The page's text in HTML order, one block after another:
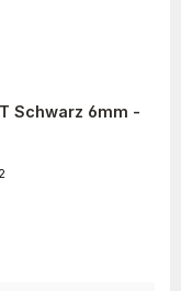
Schwarz 6mm -